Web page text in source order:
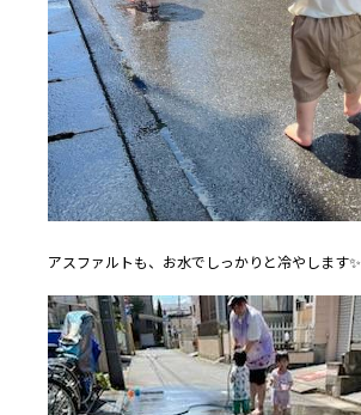
アスファルトも、お水でしっかりと冷やします✨